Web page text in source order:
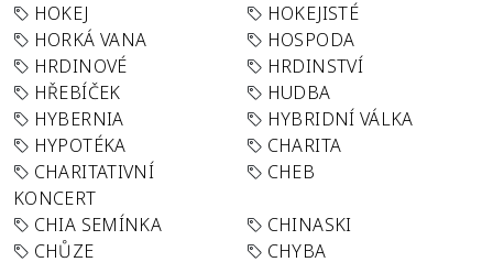
HOKEJ
HOKEJISTÉ
HORKÁ VANA
HOSPODA
HRDINOVÉ
HRDINSTVÍ
HŘEBÍČEK
HUDBA
HYBERNIA
HYBRIDNÍ VÁLKA
HYPOTÉKA
CHARITA
CHARITATIVNÍ
KONCERT
CHEB
CHIA SEMÍNKA
CHINASKI
CHŮZE
CHYBA